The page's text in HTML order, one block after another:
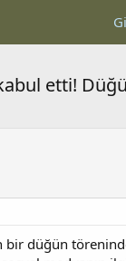
etti!
bir düğün